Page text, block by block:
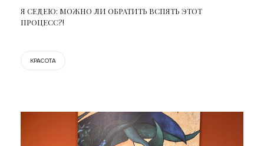
Я СЕДЕЮ: МОЖНО ЛИ ОБРАТИТЬ ВСПЯТЬ ЭТОТ
ПРОЦЕСС?!
КРАСОТА